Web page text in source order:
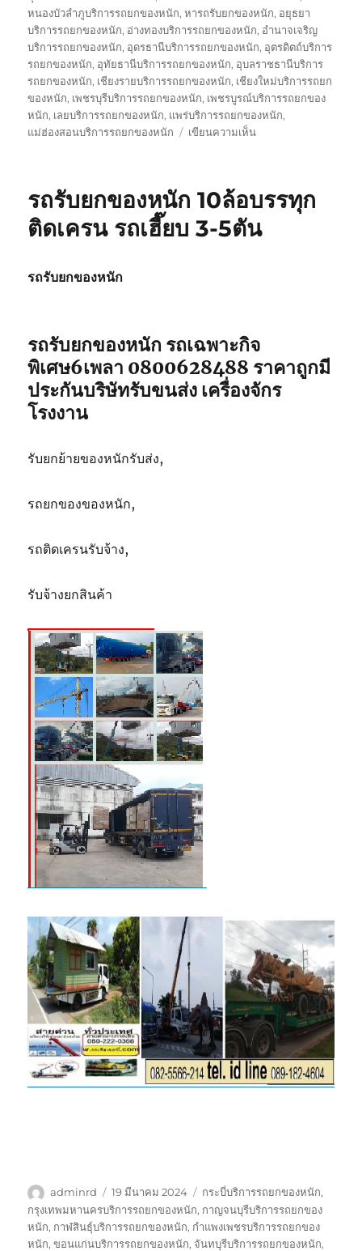
หนองบัวลำภูบริการรถยกของหนัก,หารถรับยกของหนัก, อยุธยา
บริการรถยกของหนัก, อ่างทองบริการรถยกของหนัก, อำนาจเจริญ
บริการรถยกของหนัก, อุดรธานีบริการรถยกของหนัก, อุตรดิตถ์บริการ
รถยกของหนัก, อุทัยธานีบริการรถยกของหนัก, อุบลราชธานีบริการ
รถยกของหนัก, เชียงรายบริการรถยกของหนัก, เชียงใหม่บริการรถยก
ของหนัก, เพชรบุรีบริการรถยกของหนัก, เพชรบูรณ์บริการรถยกของ
หนัก, เลยบริการรถยกของหนัก, แพร่บริการรถยกของหนัก,
แม่ฮ่องสอนบริการรถยกของหนัก
เขียนความเห็นบน
ของ
10
3-
5
ตัน
รถรับยกของหนัก 10ล้อบรรทุก
ติดเครน รถเฮี๊ยบ 3-5ตัน
รถรับยกของหนัก
รถรับยกของหนัก รถเฉพาะกิจ
พิเศษ6เพลา 0800628488 ราคาถูกมี
ประกันบริษัทรับขนส่ง เครื่องจักร
โรงงาน
รับยกย้ายของหนักรับส่ง,
รถยกของของหนัก,
รถติดเครนรับจ้าง,
รับจ้างยกสินค้า
ผู้
เขียน
adminrd
เขียน
เมื่อ
19 มีนาคม 2024
ป้าย
กำกับ
กระบี่บริการรถยกของหนัก,
กรุงเทพมหานครบริการรถยกของหนัก, กาญจนบุรีบริการรถยกของ
หนัก, กาฬสินธุ์บริการรถยกของหนัก, กำแพงเพชรบริการรถยกของ
หนัก,ขอนแก่นบริการรถยกของหนัก, จันทบุรีบริการรถยกของหนัก,